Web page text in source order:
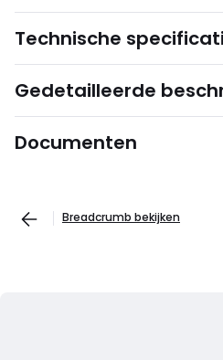
Technische
Gedetailleerde
Documenten
Breadcrumb bekijken